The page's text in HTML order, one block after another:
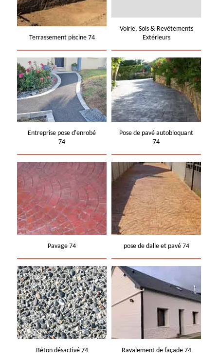
Terrassement piscine 74
Voirie, Sols & Revêtements
Extérieurs
Entreprise pose d'enrobé
74
Pose de pavé autobloquant
74
Pavage 74 pose de dalle et pavé 74
Béton désactivé 74 Ravalement de façade 74